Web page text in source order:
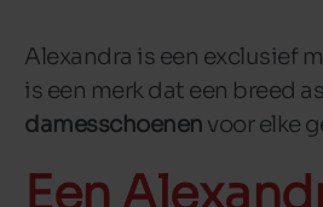
Alexandra is een exclusief
is een merk dat een breed
damesschoenen voor elke
Een